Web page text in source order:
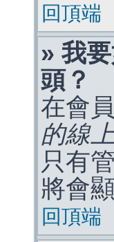
回頂端
» 我
頭？
在會
的線
只有
將會
回頂端